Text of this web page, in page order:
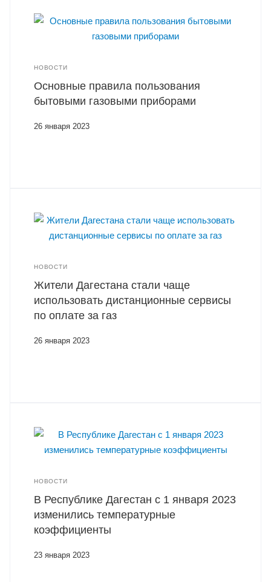
НОВОСТИ
Основные правила пользования
бытовыми газовыми приборами
26 января 2023
НОВОСТИ
Жители Дагестана стали чаще
использовать дистанционные сервисы
по оплате за газ
26 января 2023
НОВОСТИ
В Республике Дагестан с 1 января 2023
изменились температурные
коэффициенты
23 января 2023